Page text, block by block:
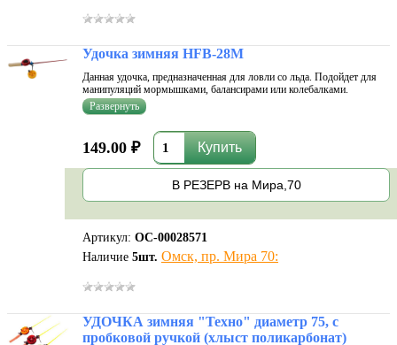
Удочка зимняя HFB-28M
Данная удочка, предназначенная для ловли со льда. Подойдет для
манипуляций мормышками, балансирами или колебалками.
Предполагается оснащение кивком. Упругий и крепкий хлыстик из
АБС-пластика не боится мороза, не деформируется после сильных
149.00 ₽
В РЕЗЕРВ на Мира,70
Артикул: ОС-00028571
Наличие 5шт. Омск, пр. Мира 70:
УДОЧКА зимняя "Техно" диаметр 75, с
пробковой ручкой (хлыст поликарбонат)